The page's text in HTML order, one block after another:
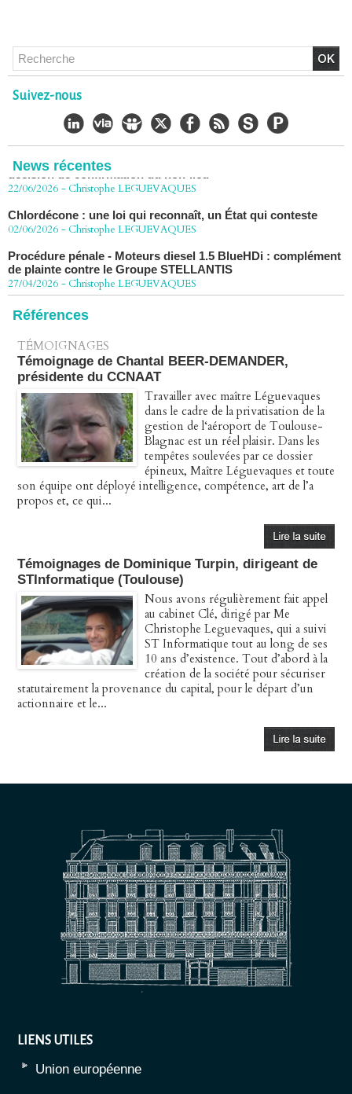
Suivez-nous
News récentes
Chlordécone : un non-lieu confirmé, la bataille se déplace
vers la Cour de cassation
CHLORDÉCONE Déclaration de Me Christophe
LÈGUEVAQUES (CLE), avocat de parties civiles, après la
décision de confirmation du non-lieu
22/06/2026 -Christophe LEGUEVAQUES
Chlordécone : une loi qui reconnaît, un État qui conteste
02/06/2026 -Christophe LEGUEVAQUES
Procédure pénale - Moteurs diesel 1.5 BlueHDi : complément
de plainte contre le Groupe STELLANTIS
27/04/2026 -Christophe LEGUEVAQUES
Péage autoroute : tout savoir (ou presque) sur l'action
collective ouverte le 2 avril
07/04/2026 -Christophe LEGUEVAQUES
Références
TÉMOIGNAGES
Témoignage de Chantal BEER-DEMANDER,
présidente du CCNAAT
Travailler avec maître Léguevaques
dans le cadre de la privatisation de la
gestion de l‘aéroport de Toulouse-
Blagnac est un réel plaisir. Dans les
tempêtes soulevées par ce dossier
épineux, Maître Léguevaques et toute
son équipe ont déployé intelligence, compétence, art de l’a
propos et, ce qui...
Témoignages de Dominique Turpin, dirigeant de
STInformatique (Toulouse)
Nous avons régulièrement fait appel
au cabinet Clé, dirigé par Me
Christophe Leguevaques, qui a suivi
ST Informatique tout au long de ses
10 ans d’existence. Tout d’abord à la
création de la société pour sécuriser
statutairement la provenance du capital, pour le départ d’un
actionnaire et le...
LIENS UTILES
Union européenne